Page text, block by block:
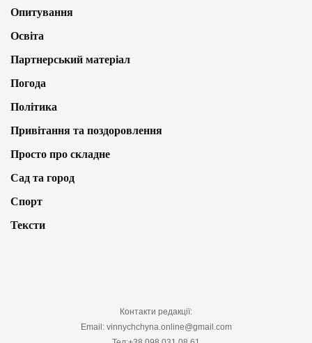
Опитування
Освіта
Партнерський матеріал
Погода
Політика
Привітання та поздоровлення
Просто про складне
Сад та город
Спорт
Тексти
Контакти редакції:
Email: vinnychchyna.online@gmail.com